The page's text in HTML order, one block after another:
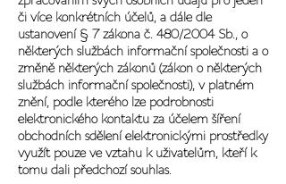
či více konkrétních účelů, a dále dle
ustanovení § 7 zákona č. 480/2004 Sb., o
některých službách informační společnosti a o
změně některých zákonů (zákon o některých
službách informační společnosti), v platném
znění, podle kterého lze podrobnosti
elektronického kontaktu za účelem šíření
obchodních sdělení elektronickými prostředky
využít pouze ve vztahu k uživatelům, kteří k
tomu dali předchozí souhlas.